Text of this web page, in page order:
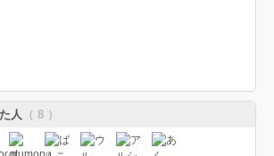
人 （ 8 ）